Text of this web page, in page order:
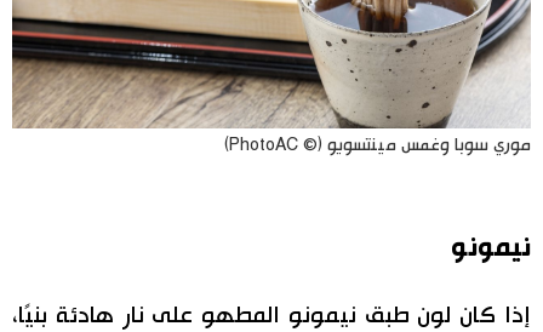
موري سوبا وغمس مينتسويو (© PhotoAC)
نيمونو
إذا كان لون طبق نيمونو المطهو على نار هادئة بنيًا،